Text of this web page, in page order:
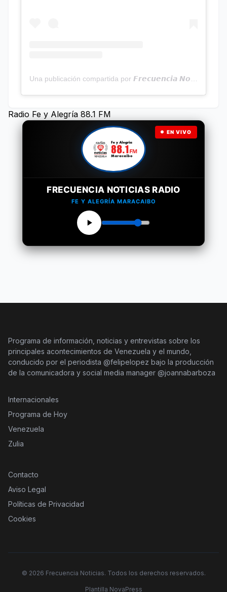
Radio Fe y Alegría 88.1 FM
EN VIVO
FRECUENCIA NOTICIAS RADIO
FE Y ALEGRÍA MARACAIBO
Programa de información, noticias y entrevistas sobre los
principales acontecimientos de Venezuela y el mundo,
conducido por el periodista @felipelopez bajo la producción
de la comunicadora y social media manager @joannabarboza
Internacionales
Programa de Hoy
Venezuela
Zulia
Contacto
Aviso Legal
Políticas de Privacidad
Cookies
© 2026 Frecuencia Noticias. Todos los derechos reservados.
Plantilla NovaPress